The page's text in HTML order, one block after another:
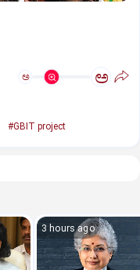
ಅ ಅ
#GBIT project
3 hours ago